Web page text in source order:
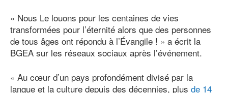
« Nous Le louons pour les centaines de vies
transformées pour l’éternité alors que des personnes
de tous âges ont répondu à l’Évangile ! » a écrit la
BGEA sur les réseaux sociaux après l’événement.
« Au cœur d’un pays profondément divisé par la
langue et la culture depuis des décennies, plus de 14